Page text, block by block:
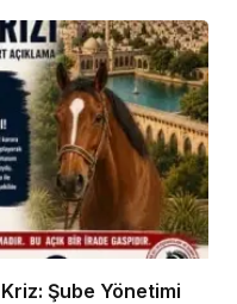
Şube Yönetimi